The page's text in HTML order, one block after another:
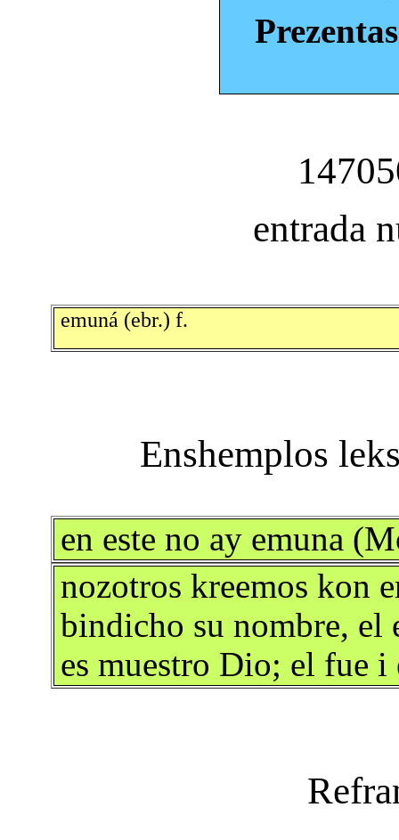
entrada
emuná (ebr.) f.
en este no ay emuna
nozotros kreemos kon
bindicho su nombre, el
es muestro Dio; el fue i